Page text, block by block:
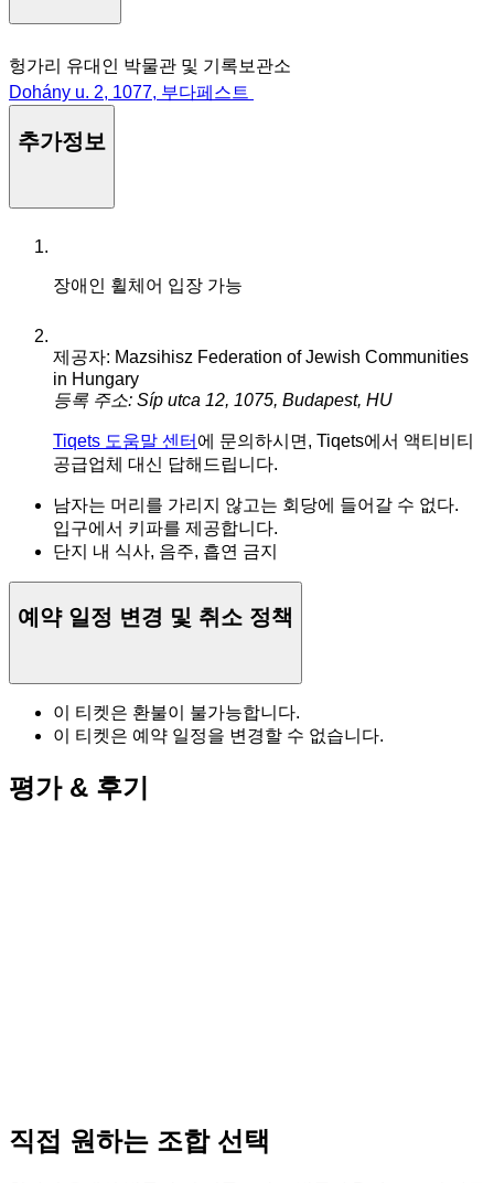
헝가리 유대인 박물관 및 기록보관소
Dohány u. 2, 1077, 부다페스트
추가정보
장애인 휠체어 입장 가능
제공자: Mazsihisz Federation of Jewish Communities
in Hungary
등록 주소: Síp utca 12, 1075, Budapest, HU
Tiqets 도움말 센터 에 문의하시면, Tiqets에서 액티비티
공급업체 대신 답해드립니다.
남자는 머리를 가리지 않고는 회당에 들어갈 수 없다.
입구에서 키파를 제공합니다.
단지 내 식사, 음주, 흡연 금지
예약 일정 변경 및 취소 정책
이 티켓은 환불이 불가능합니다.
이 티켓은 예약 일정을 변경할 수 없습니다.
평가 & 후기
직접 원하는 조합 선택